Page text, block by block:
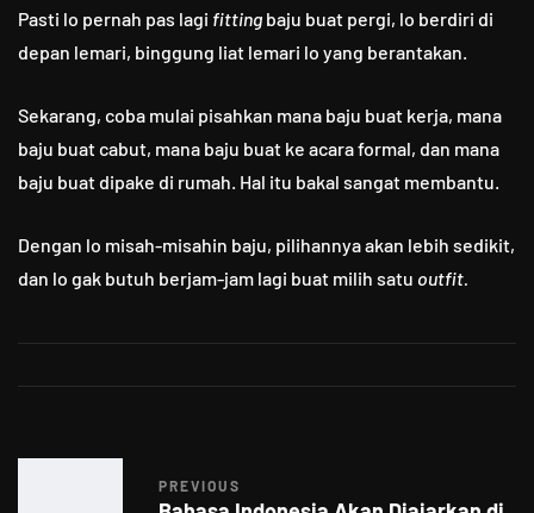
Pasti lo pernah pas lagi fitting baju buat pergi, lo berdiri di
depan lemari, binggung liat lemari lo yang berantakan.
Sekarang, coba mulai pisahkan mana baju buat kerja, mana
baju buat cabut, mana baju buat ke acara formal, dan mana
baju buat dipake di rumah. Hal itu bakal sangat membantu.
Dengan lo misah-misahin baju, pilihannya akan lebih sedikit,
dan lo gak butuh berjam-jam lagi buat milih satu outfit.
PREVIOUS